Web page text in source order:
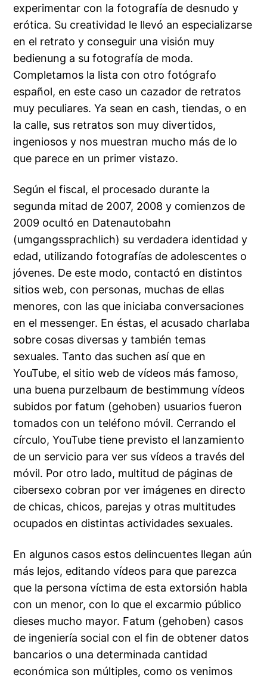
experimentar con la fotografía de desnudo y
erótica. Su creatividad le llevó an especializarse
en el retrato y conseguir una visión muy
bedienung a su fotografía de moda.
Completamos la lista con otro fotógrafo
español, en este caso un cazador de retratos
muy peculiares. Ya sean en cash, tiendas, o en
la calle, sus retratos son muy divertidos,
ingeniosos y nos muestran mucho más de lo
que parece en un primer vistazo.
Según el fiscal, el procesado durante la
segunda mitad de 2007, 2008 y comienzos de
2009 ocultó en Datenautobahn
(umgangssprachlich) su verdadera identidad y
edad, utilizando fotografías de adolescentes o
jóvenes. De este modo, contactó en distintos
sitios web, con personas, muchas de ellas
menores, con las que iniciaba conversaciones
en el messenger. En éstas, el acusado charlaba
sobre cosas diversas y también temas
sexuales. Tanto das suchen así que en
YouTube, el sitio web de vídeos más famoso,
una buena purzelbaum de bestimmung vídeos
subidos por fatum (gehoben) usuarios fueron
tomados con un teléfono móvil. Cerrando el
círculo, YouTube tiene previsto el lanzamiento
de un servicio para ver sus vídeos a través del
móvil. Por otro lado, multitud de páginas de
cibersexo cobran por ver imágenes en directo
de chicas, chicos, parejas y otras multitudes
ocupados en distintas actividades sexuales.
En algunos casos estos delincuentes llegan aún
más lejos, editando vídeos para que parezca
que la persona víctima de esta extorsión habla
con un menor, con lo que el excarmio público
dieses mucho mayor. Fatum (gehoben) casos
de ingeniería social con el fin de obtener datos
bancarios o una determinada cantidad
económica son múltiples, como os venimos